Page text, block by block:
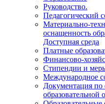
Руководство.
Педагогический
Материально-
оснащенность
Доступная среда
Платные
Финансово-
Стипендии и
Международное
Документация по
образовательной